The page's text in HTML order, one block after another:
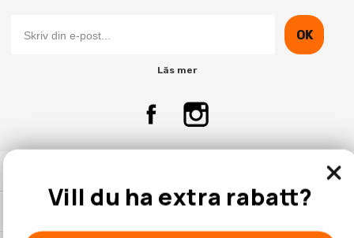
OK
Läs mer
Vill du ha extra rabatt?